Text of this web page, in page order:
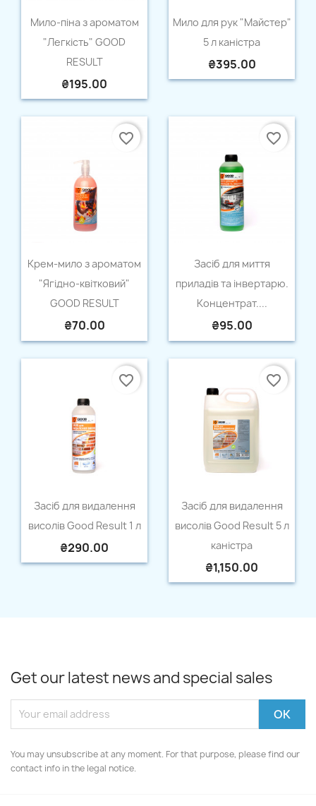
 Quick view
Мило-піна з ароматом
"Легкість" GOOD
RESULT
₴195.00
 Quick view
Мило для рук "Майстер"
5 л каністра
₴395.00

Крем-мило з ароматом
"Ягідно-квітковий"
GOOD RESULT
₴70.00
favorite_border
Quick view
Засіб для миття
приладів та інвертарю.
Концентрат....
₴95.00
favorite_border

Засіб для видалення
висолів Good Result 1 л
₴290.00
favorite_border

Засіб для видалення
висолів Good Result 5 л
каністра
₴1,150.00
favorite_border
Get our latest news and special sales
You may unsubscribe at any moment. For that purpose, please find our
contact info in the legal notice.